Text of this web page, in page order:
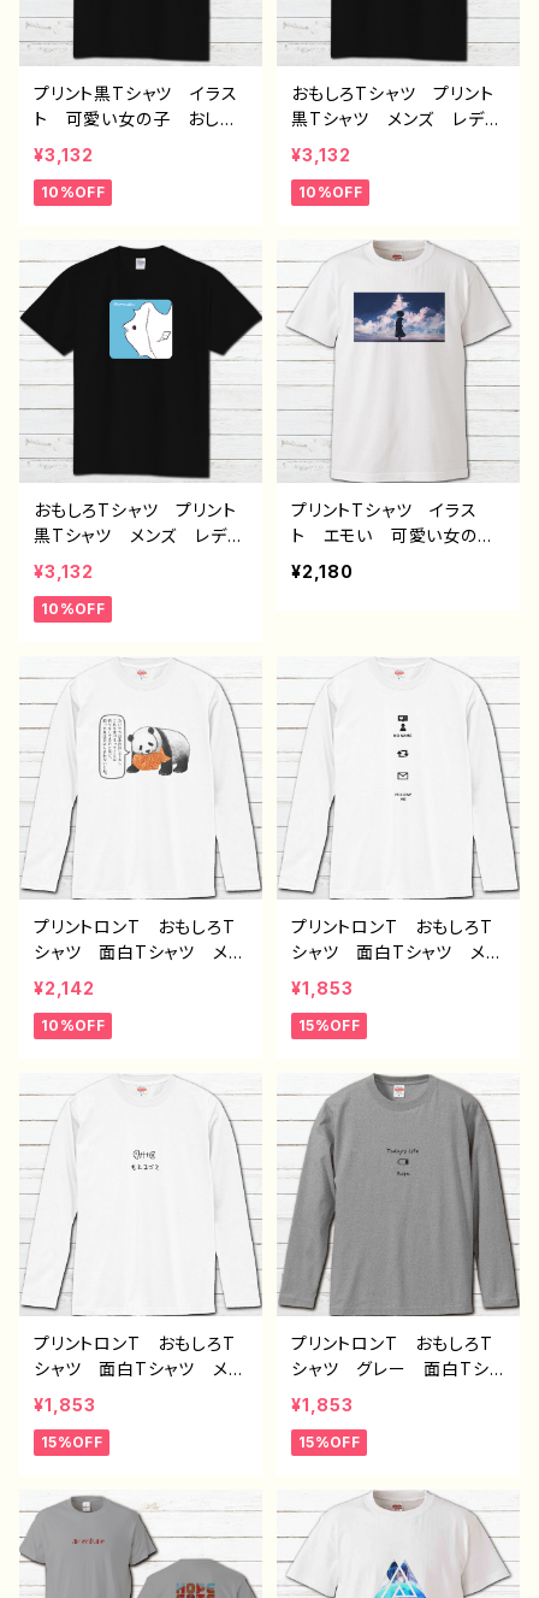
プリント黒Tシャツ イラス
ト 可愛い女の子 おしゃ
れ服 ゆめかわ 病みか
わ スイーツ ガールズイ
ラスト おすすめ 個性
ー クリエイター 絵師
オリジナル デザイン グッ
ズ 白 半袖シャツ デザ
イン コラボ タイトル：
【月蝕ざっか店】eat xxx -
¥3,132
10%OFF
おもしろTシャツ プリント
黒Tシャツ メンズ レディ
ース 面白Tシャツ イラス
ト ゆるかわ 可愛い モ
ンスター クリーチャー
め 人気 イラストレータ
ー クリエイター 絵師
オリジナル デザイン グッ
ズ 白 半袖シャツ デザ
イン コラボ ネタTシャ
ツ タイトル：【月蝕ざっか
店／DailiMoon】名状しが
たいなにか 作：白夜ゆ
う G-6
¥3,132
10%OFF
おもしろTシャツ プリント
黒Tシャツ メンズ レディ
ース 面白Tシャツ イラス
ト ゆるかわ 可愛い 動
物 魚 モンスター クリ
的 おすすめ 人気 イラ
ストレーター クリエイタ
ー 絵師 オリジナル デ
ザイン グッズ 白 半袖
シャツ デザイン コラ
ボ ネタTシャツ タイト
ル：【月蝕ざっか店／DailyM
oon】ゆるいおさかな 作：
白夜ゆう G-6
¥3,132
10%OFF
プリントTシャツ イラス
ト エモい 可愛い女の
子 かわいい おしゃれ
服 JK 女子高校生 セ
ートカット 風景 綺麗
景色 美しい ノスタルジ
ック メンズ レディース
おしゃれ 個性的 おすす
め 人気 イラストレータ
ー 絵師 クリエイター
白 半袖シャツ デザイ
ン コラボ オリジナル
デザイン グッズ タイト
ル：群青 作：みふる
¥2,180
プリントロンT おもしろT
シャツ 面白Tシャツ メン
ズ レディース かわい
い イラスト パンダ 動
物 ゆるかわ おすすめ
ク ゆるい ネタ系 人
気 イラストレーター 絵
師 クリエイター 長袖T
シャツ ロングTシャツ オ
リジナル デザイン グッ
ズ 悪いことを言うパン
ダ タイトル：たいやき悪パ
ンダ セリフ付き 作：こさ
つね G-6
¥2,142
10%OFF
プリントロンT おもしろT
シャツ 面白Tシャツ メン
ズ レディース おしゃ
れ おすすめ 個性的 面
白い ユニーク 人気 イ
リエイター オリジナル デ
ザイン グッズ 長袖Tシャ
ツ ロングTシャツ ロンT
タイトル：デザインロンT
シャツ №638 J1-9
¥1,853
15%OFF
プリントロンT おもしろT
シャツ 面白Tシャツ メン
ズ レディース イラスト
おしゃれ 可愛い ゆるか
わ おすすめ 個性的 面
ラストレーター 絵師 ク
リエイター オリジナル デ
ザイン グッズ 長袖Tシャ
ツ ロングTシャツ ロンT
¥1,853
15%OFF
プリントロンT おもしろT
シャツ グレー 面白Tシャ
ツ メンズ レディース
おしゃれ おすすめ 個性
的 面白い ユニーク 人
師 クリエイター オリジ
ナル デザイン グッズ
長袖Tシャツ ロングTシャ
ツ ロンT タイトル：デザ
¥1,853
15%OFF